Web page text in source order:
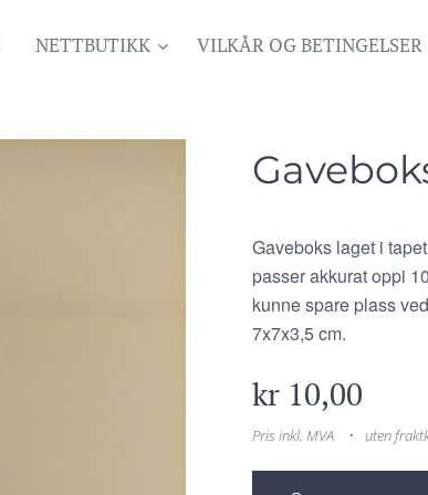
NETTBUTIKK VILKÅR OG BETINGELSER
Gaveboks laget i
passer akkurat oppi
kunne spare plass
7x7x3,5 cm.
kr 10,00
Pris inkl. MVA uten